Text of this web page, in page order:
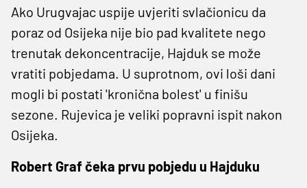
Ako Urugvajac uspije uvjeriti svlačionicu da
poraz od Osijeka nije bio pad kvalitete nego
trenutak dekoncentracije, Hajduk se može
vratiti pobjedama. U suprotnom, ovi loši dani
mogli bi postati 'kronična bolest' u finišu
sezone. Rujevica je veliki popravni ispit nakon
Osijeka.
Robert Graf čeka prvu pobjedu u Hajduku